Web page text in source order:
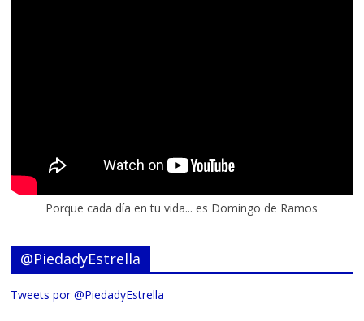
Porque cada día en tu vida... es Domingo de Ramos
@PiedadyEstrella
Tweets por @PiedadyEstrella